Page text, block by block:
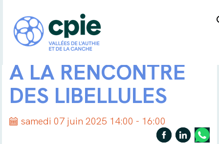
A LA RENCONTRE
DES LIBELLULES
samedi 07 juin 2025 14:00 - 16:00